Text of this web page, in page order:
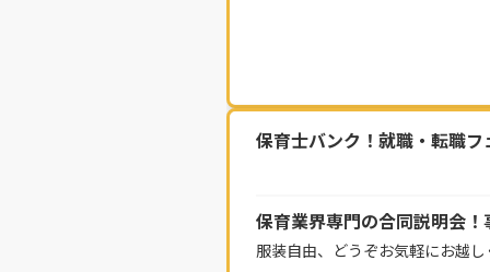
保育士バンク！就職・転職フ
保育業界専門の合同説明会
服装自由、どうぞお気軽にお越